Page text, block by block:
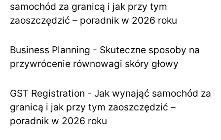
samochód za granicą i jak przy tym
zaoszczędzić – poradnik w 2026 roku
Business Planning - Skuteczne sposoby na
przywrócenie równowagi skóry głowy
GST Registration - Jak wynająć samochód za
granicą i jak przy tym zaoszczędzić –
poradnik w 2026 roku